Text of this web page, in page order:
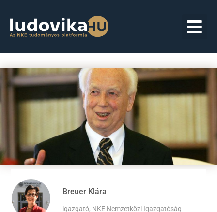
Breuer Klára
igazgató, NKE Nemzetközi Igazgatóság